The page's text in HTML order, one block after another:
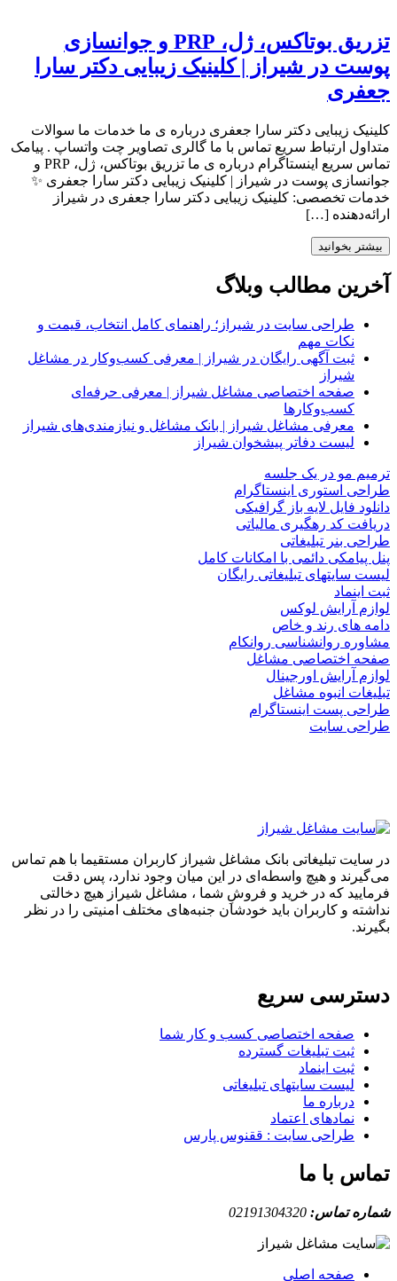
تزریق بوتاکس، ژل، PRP و جوانسازی
پوست در شیراز | کلینیک زیبایی دکتر سارا
جعفری
کلینیک زیبایی دکتر سارا جعفری درباره ی ما خدمات ما سوالات
متداول ارتباط سریع تماس با ما گالری تصاویر چت واتساپ . پیامک
تماس سریع اینستاگرام درباره ی ما تزریق بوتاکس، ژل، PRP و
جوانسازی پوست در شیراز | کلینیک زیبایی دکتر سارا جعفری ✨
خدمات تخصصی: کلینیک زیبایی دکتر سارا جعفری در شیراز
ارائه‌دهنده […]
بیشتر بخوانید
آخرین مطالب وبلاگ
طراحی سایت در شیراز؛ راهنمای کامل انتخاب، قیمت و
نکات مهم
ثبت آگهی رایگان در شیراز | معرفی کسب‌وکار در مشاغل
شیراز
صفحه اختصاصی مشاغل شیراز | معرفی حرفه‌ای
کسب‌وکارها
معرفی مشاغل شیراز | بانک مشاغل و نیازمندی‌های شیراز
لیست دفاتر پیشخوان شیراز
ترمیم مو در یک جلسه
طراحی استوری اینستاگرام
دانلود فایل لایه باز گرافیکی
دریافت کد رهگیری مالیاتی
طراحی بنر تبلیغاتی
پنل پیامکی دائمی با امکانات کامل
لیست سایتهای تبلیغاتی رایگان
ثبت اینماد
لوازم آرایش لوکس
دامه های رند و خاص
مشاوره روانشناسی روانکام
صفحه اختصاصی مشاغل
لوازم آرایش اورجینال
تبلیغات انبوه مشاغل
طراحی پست اینستاگرام
طراحی سایت
در سایت تبلیغاتی بانک مشاغل شیراز کاربران مستقیما با هم تماس
می‌گیرند و هیچ واسطه‌ای در این میان وجود ندارد، پس دقت
فرمایید که در خرید و فروشِ شما ، مشاغل شیراز هیچ دخالتی
نداشته و کاربران باید خودشان جنبه‌های مختلف امنیتی را در نظر
بگیرند.
دسترسی سریع
صفحه اختصاصی کسب و کار شما
ثبت تبلیغات گسترده
ثبت اینماد
لیست سایتهای تبلیغاتی
درباره ما
نمادهای اعتماد
طراحی سایت : ققنوس پارس
تماس با ما
شماره تماس: 02191304320
صفحه اصلی